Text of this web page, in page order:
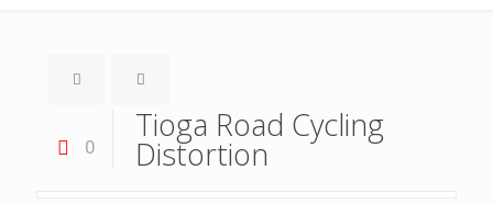
0
Tioga Road Cycling
Distortion